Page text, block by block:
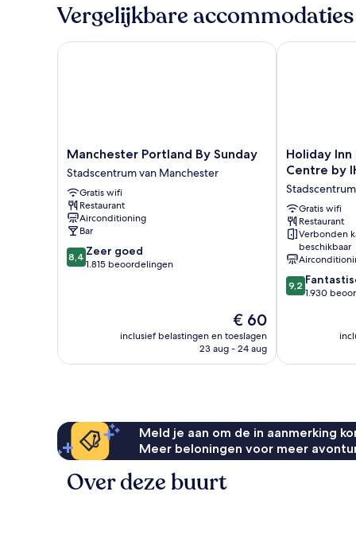
Accessible
Free
Vergelijkbare accommodaties
Manchester
Portland
By
Sunday
Stadscentrum
van
Manchester
Manchester Portland By Sunday
Stadscentrum van Manchester
Gratis wifi
Restaurant
Airconditioning
Bar
8.4
van
beoordelingen
8,4 Zeer goed
1.815 beoordelingen
De
prijs
is
€ 60
inclusief belastingen en toeslagen
23 aug - 24 aug
Manchester Portland By Sunday
Holiday
Inn
Manchester
-
City
Centre
by
IHG
Stadscentrum
van
Manchester
Holiday
Centre by
Gratis wifi
Restaurant
Verbonden
beschikbaar
9.2
van
9,2
1.930
Holiday Inn
Meld je aan om de in aanmerking
Meer beloningen voor meer
Over deze buurt